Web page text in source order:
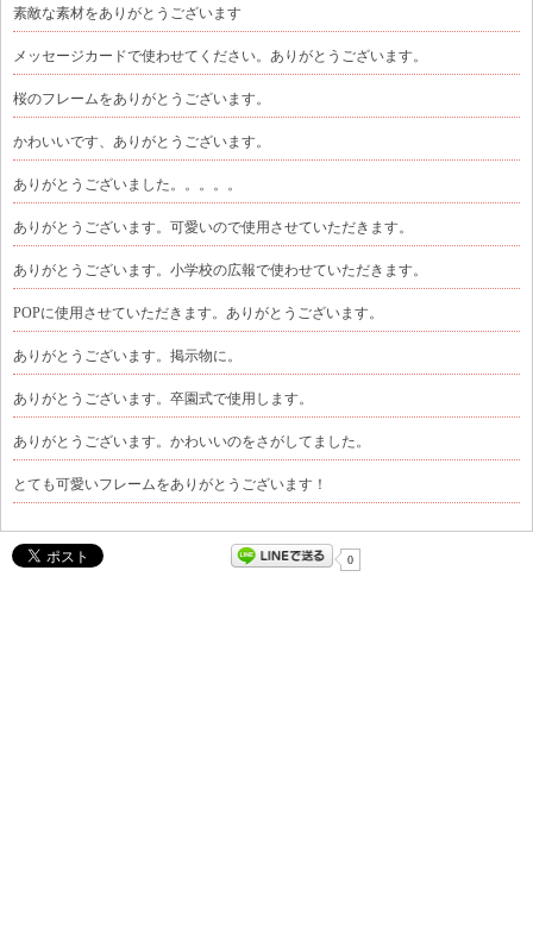
素敵な素材をありがとうございます
メッセージカードで使わせてください。ありがとうございます。
桜のフレームをありがとうございます。
かわいいです、ありがとうございます。
ありがとうございました。。。。。
ありがとうございます。可愛いので使用させていただきます。
ありがとうございます。小学校の広報で使わせていただきます。
POPに使用させていただきます。ありがとうございます。
ありがとうございます。掲示物に。
ありがとうございます。卒園式で使用します。
ありがとうございます。かわいいのをさがしてました。
とても可愛いフレームをありがとうございます！
0